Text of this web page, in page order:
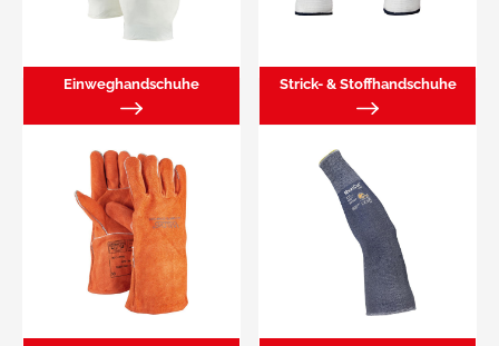
Einweghandschuhe Strick- & Stoffhandschuhe